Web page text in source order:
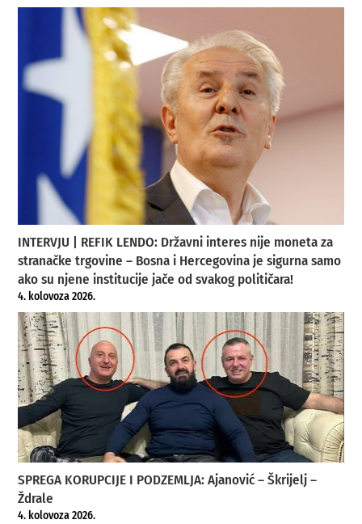
INTERVJU | REFIK LENDO: Državni interes nije moneta za
stranačke trgovine – Bosna i Hercegovina je sigurna samo
ako su njene institucije jače od svakog političara!
4. kolovoza 2026.
SPREGA KORUPCIJE I PODZEMLJA: Ajanović – Škrijelj –
Ždrale
4. kolovoza 2026.